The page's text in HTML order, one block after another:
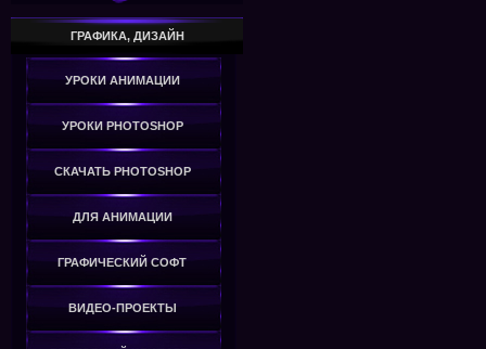
ГРАФИКА, ДИЗАЙН
УРОКИ АНИМАЦИИ
УРОКИ PHOTOSHOP
СКАЧАТЬ PHOTOSHOP
ДЛЯ АНИМАЦИИ
ГРАФИЧЕСКИЙ СОФТ
ВИДЕО-ПРОЕКТЫ